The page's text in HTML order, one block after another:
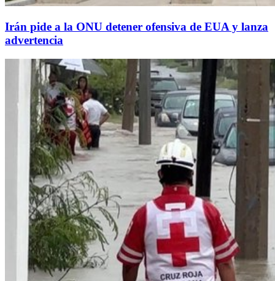
Irán pide a la ONU detener ofensiva de EUA y lanza
advertencia